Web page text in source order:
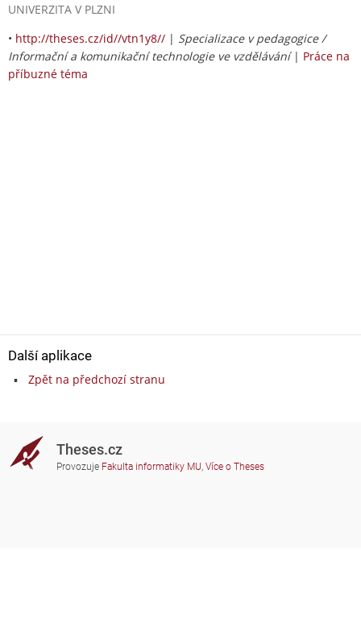
UNIVERZITA V PLZNI
• http://theses.cz/id//vtn1y8// | Specializace v pedagogice /
Informační a komunikační technologie ve vzdělávání| Práce na
příbuzné téma
Další aplikace
Zpět na předchozí stranu
Theses.cz
Provozuje Fakulta informatiky MU, Více o Theses